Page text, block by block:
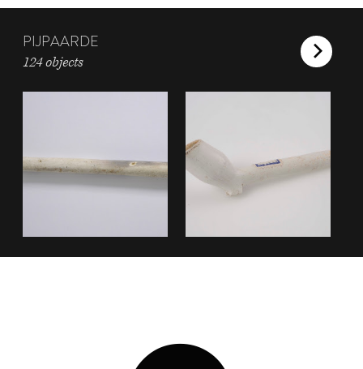
PIJPAARDE
124 objects